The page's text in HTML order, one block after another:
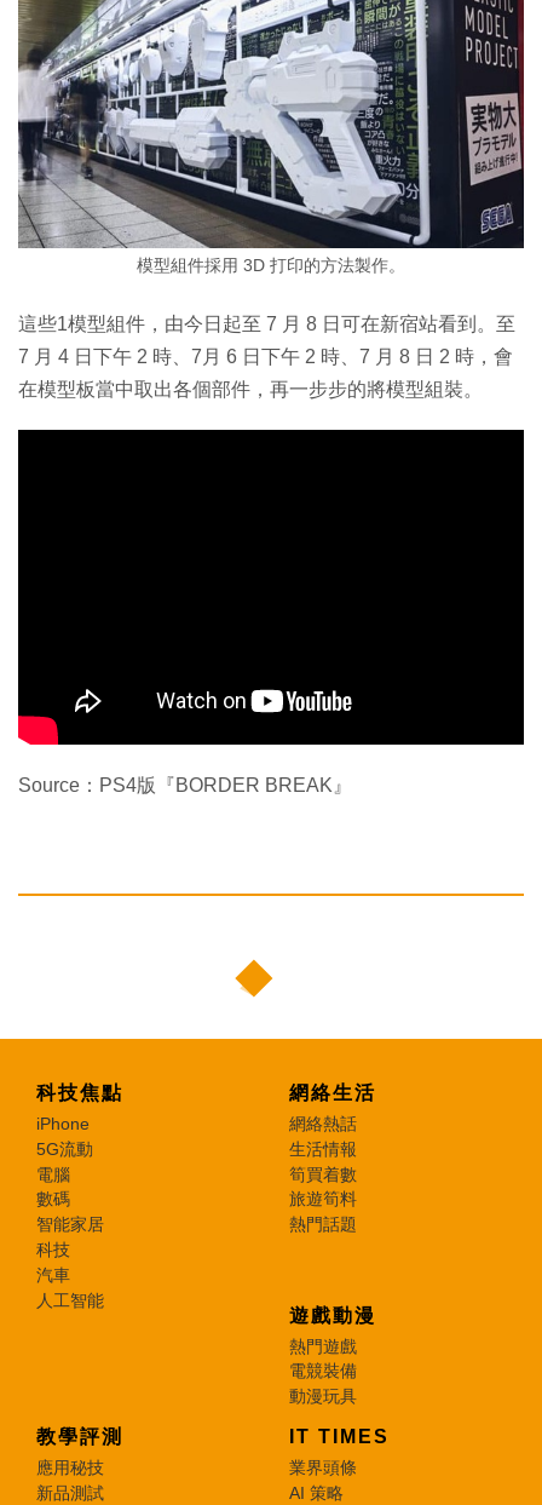
模型組件採用 3D 打印的方法製作。
這些1模型組件，由今日起至 7 月 8 日可在新宿站看到。至
7 月 4 日下午 2 時、7月 6 日下午 2 時、7 月 8 日 2 時，會
在模型板當中取出各個部件，再一步步的將模型組裝。
Source：PS4版『BORDER BREAK』
科技焦點
iPhone
5G流動
電腦
數碼
智能家居
科技
汽車
人工智能
網絡生活
網絡熱話
生活情報
筍買着數
旅遊筍料
熱門話題
遊戲動漫
熱門遊戲
電競裝備
動漫玩具
教學評測
應用秘技
新品測試
IT TIMES
業界頭條
AI 策略